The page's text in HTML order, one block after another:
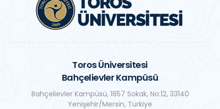
Toros Üniversitesi
Bahçelievler Kampüsü
Bahçelievler Kampüsü, 1857 Sokak, No:12, 33140
Yenişehir/Mersin, Türkiye